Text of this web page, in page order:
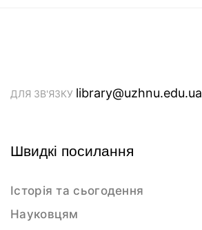
ДЛЯ ЗВ'ЯЗКУ library@uzhnu.edu.ua
Швидкі посилання
Історія та сьогодення
Науковцям